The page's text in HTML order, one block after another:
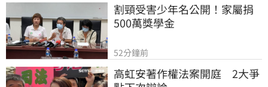
割頸受害少年名公開！家屬捐
500萬獎學金
52分鐘前
高虹安著作權法案開庭　2大爭